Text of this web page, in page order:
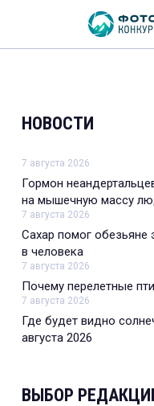
НОВОСТИ
7 августа 2026
Гормон
на мышечную массу
7 августа 2026
Сахар помог обезьяне
в человека
7 августа 2026
Почему перелетные
7 августа 2026
Где будет видно
августа 2026
ВЫБОР